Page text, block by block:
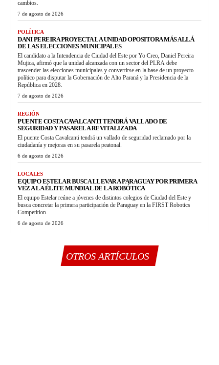
cambios.
7 de agosto de 2026
POLÍTICA
DANI PEREIRA PROYECTA LA UNIDAD OPOSITORA MÁS ALLÁ
DE LAS ELECCIONES MUNICIPALES
El candidato a la Intendencia de Ciudad del Este por Yo Creo, Daniel Pereira
Mujica, afirmó que la unidad alcanzada con un sector del PLRA debe
trascender las elecciones municipales y convertirse en la base de un proyecto
político para disputar la Gobernación de Alto Paraná y la Presidencia de la
República en 2028.
7 de agosto de 2026
REGIÓN
PUENTE COSTA CAVALCANTI TENDRÁ VALLADO DE
SEGURIDAD Y PASARELA REVITALIZADA
El puente Costa Cavalcanti tendrá un vallado de seguridad reclamado por la
ciudadanía y mejoras en su pasarela peatonal.
6 de agosto de 2026
LOCALES
EQUIPO ESTELAR BUSCA LLEVAR A PARAGUAY POR PRIMERA
VEZ A LA ÉLITE MUNDIAL DE LA ROBÓTICA
El equipo Estelar reúne a jóvenes de distintos colegios de Ciudad del Este y
busca concretar la primera participación de Paraguay en la FIRST Robotics
Competition.
6 de agosto de 2026
OTROS ARTÍCULOS